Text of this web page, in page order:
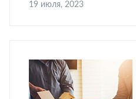
19 июля, 2023